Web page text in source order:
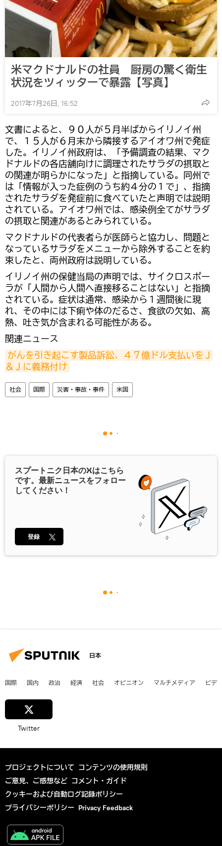
米マクドナルドの社員 厨房の驚く衛生
状況をツィッターで暴露【写真】
2017年7月26日, 16:52
文書によると、９０人が５月半ばからイリノイ州
で、１５人が６月末から隣接するアイオワ州で発症
した。イリノイ州政府は、「予備調査の結果、マク
ドナルドの各店舗向けに調理されたサラダの摂取と
の関連が明らかになった」と指摘している。同州で
は「情報が入った症例のうち約４分の１で」、指摘
されたサラダを発症前に食べていたと声明では説明
されている。アイオワ州では、感染例全てがサラダ
の摂取と関連があるとみられている。
マクドナルドの代表者らが医師らと協力し、問題と
なっているサラダをメニューから除外することを約
束したと、両州政府は説明している。
イリノイ州の保健当局の声明では、サイクロスポー
ラが「人間から人間へ直接移ることはない」と指摘
されている。症状は通常、感染から１週間後に現
れ、その中には下痢や体のだるさ、食欲の欠如、高
熱、吐き気が含まれる可能性がある。
関連ニュース
がんを引き起こす製品訴訟、４７億ドル支払いをＪ
＆Ｊに義務付け
社会 国際 災害・事故・事件 米国
スプートニク日本のXはこちら
です。最新ニュースをフォロー
してください！
登録
日本
国際 国内 政治 経済 社会 オピニオン マルチメディア ビデ
Twitter
プロジェクトについて コンテンツの使用規則
ご意見、ご感想など コメント・ガイド
クッキーおよび自動ログ記録ポリシー
プライバシーポリシー Privacy Feedback